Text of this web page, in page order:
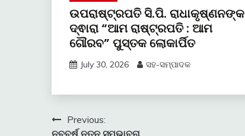
ଉପରାଷ୍ଟ୍ରପତି ସି.ପି. ରାଧାକୃଷ୍ଣନଙ୍କ
ଦ୍ଵାରା “ଆମ ରାଷ୍ଟ୍ରପତି : ଆମ
ଗୌରବ” ପୁସ୍ତକ ଲୋକାର୍ପିତ
July 30, 2026 ସହ-ସମ୍ପାଦକ
PostPrevious: